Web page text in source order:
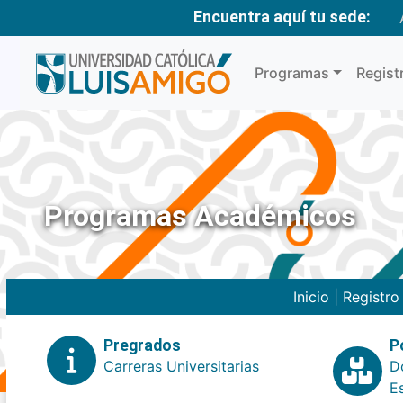
Encuentra aquí tu sede:
Programas
Programas Académicos
Inicio
Pregrados
Carreras Universitarias